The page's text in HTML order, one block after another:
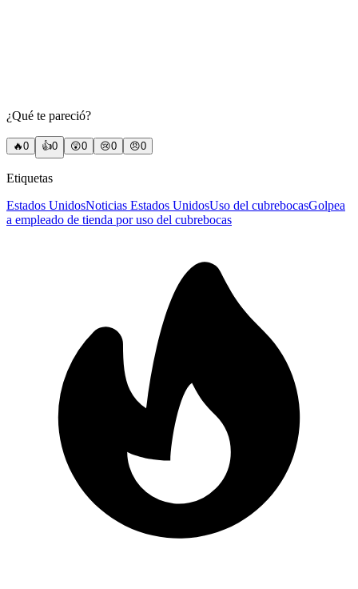
¿Qué te pareció?
🔥0 👍0 😲0 😢0 😠0
Etiquetas
Estados UnidosNoticias Estados UnidosUso del cubrebocasGolpea
a empleado de tienda por uso del cubrebocas